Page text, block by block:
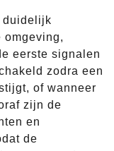
duidelijk
omgeving,
eerste signalen
zodra een
of wanneer
zijn de
en
de